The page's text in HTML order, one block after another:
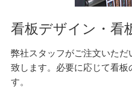
看板デザイン・看
弊社スタッフがご注文いた
致します。必要に応じて看板
す。